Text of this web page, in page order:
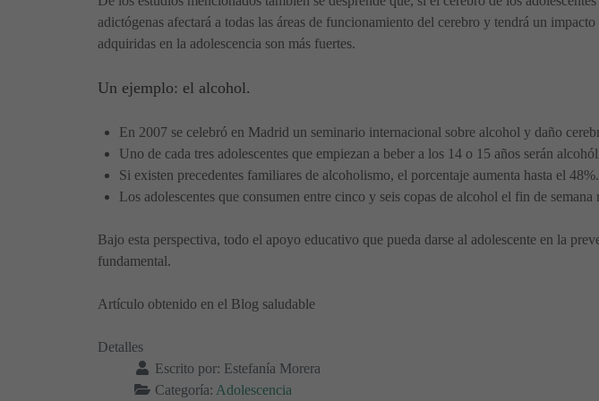
adictógenas afectará a todas las áreas de funcionamiento del cerebro y tendrá un
adquiridas en la adolescencia son más fuertes.
Un ejemplo: el alcohol.
En 2007 se celebró en Madrid un seminario internacional sobre alcohol y daño
Uno de cada tres adolescentes que empiezan a beber a los 14 o 15 años serán
Si existen precedentes familiares de alcoholismo, el porcentaje aumenta hasta el 48%.
Los adolescentes que consumen entre cinco y seis copas de alcohol el fin de
Bajo esta perspectiva, todo el apoyo educativo que pueda darse al adolescente en la
fundamental.
Artículo obtenido en el Blog saludable
Detalles
Escrito por: Estefanía Morera
Categoría: Adolescencia